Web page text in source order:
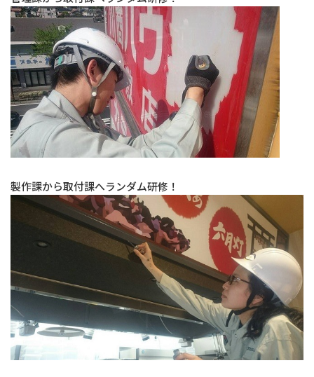
製作課から取付課へランダム研修！